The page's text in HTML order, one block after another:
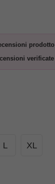
prodotto
verificate
L XL